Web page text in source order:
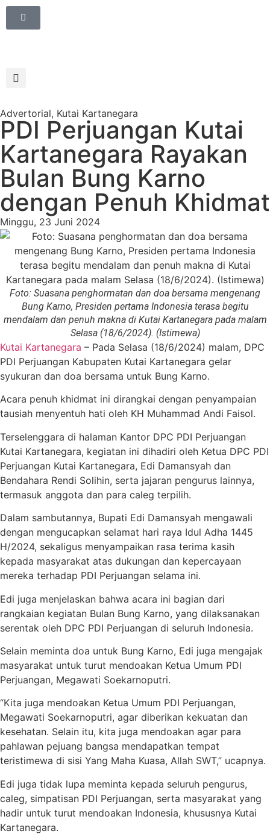
Advertorial, Kutai Kartanegara
PDI Perjuangan Kutai
Kartanegara Rayakan
Bulan Bung Karno
dengan Penuh Khidmat
Minggu, 23 Juni 2024
Foto: Suasana penghormatan dan doa bersama mengenang
Bung Karno, Presiden pertama Indonesia terasa begitu
mendalam dan penuh makna di Kutai Kartanegara pada malam
Selasa (18/6/2024). (Istimewa)
Kutai Kartanegara – Pada Selasa (18/6/2024) malam, DPC
PDI Perjuangan Kabupaten Kutai Kartanegara gelar
syukuran dan doa bersama untuk Bung Karno.
Acara penuh khidmat ini dirangkai dengan penyampaian
tausiah menyentuh hati oleh KH Muhammad Andi Faisol.
Terselenggara di halaman Kantor DPC PDI Perjuangan
Kutai Kartanegara, kegiatan ini dihadiri oleh Ketua DPC PDI
Perjuangan Kutai Kartanegara, Edi Damansyah dan
Bendahara Rendi Solihin, serta jajaran pengurus lainnya,
termasuk anggota dan para caleg terpilih.
Dalam sambutannya, Bupati Edi Damansyah mengawali
dengan mengucapkan selamat hari raya Idul Adha 1445
H/2024, sekaligus menyampaikan rasa terima kasih
kepada masyarakat atas dukungan dan kepercayaan
mereka terhadap PDI Perjuangan selama ini.
Edi juga menjelaskan bahwa acara ini bagian dari
rangkaian kegiatan Bulan Bung Karno, yang dilaksanakan
serentak oleh DPC PDI Perjuangan di seluruh Indonesia.
Selain meminta doa untuk Bung Karno, Edi juga mengajak
masyarakat untuk turut mendoakan Ketua Umum PDI
Perjuangan, Megawati Soekarnoputri.
“Kita juga mendoakan Ketua Umum PDI Perjuangan,
Megawati Soekarnoputri, agar diberikan kekuatan dan
kesehatan. Selain itu, kita juga mendoakan agar para
pahlawan pejuang bangsa mendapatkan tempat
teristimewa di sisi Yang Maha Kuasa, Allah SWT,” ucapnya.
Edi juga tidak lupa meminta kepada seluruh pengurus,
caleg, simpatisan PDI Perjuangan, serta masyarakat yang
hadir untuk turut mendoakan Indonesia, khususnya Kutai
Kartanegara.